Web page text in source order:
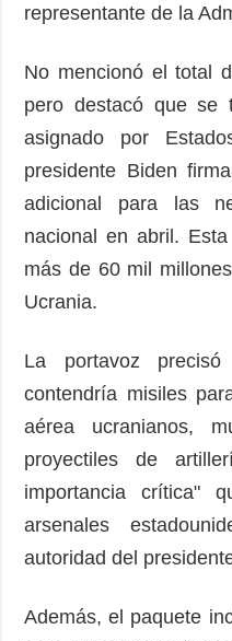
representante de la
No mencionó el total
pero destacó que se
asignado por
presidente Biden
adicional para las
nacional en abril.
más de 60 mil
Ucrania.
La portavoz
contendría misiles
aérea ucranianos,
proyectiles de
importancia crítica"
arsenales
autoridad del
Además, el paquete